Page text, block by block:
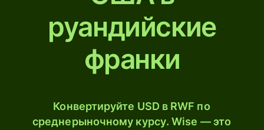
руандийские
франки
Конвертируйте USD в RWF по
среднерыночному курсу. Wise — это